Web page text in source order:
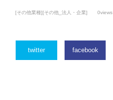
[その他業種][その他_法人・企業] 0views
twitter facebook